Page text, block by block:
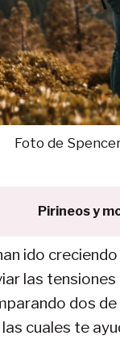
Foto de
Pirineos y
ido
las
dos
las cuales te